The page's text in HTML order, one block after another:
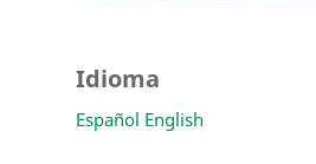
Idioma
Español English